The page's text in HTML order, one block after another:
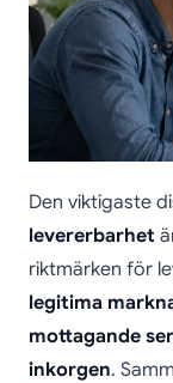
Den viktigaste
levererbarhet
riktmärken för
legitima
mottagande
inkorgen.